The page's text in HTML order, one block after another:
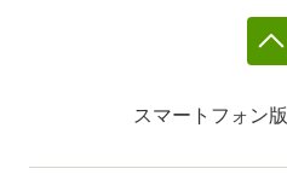
スマートフォン版